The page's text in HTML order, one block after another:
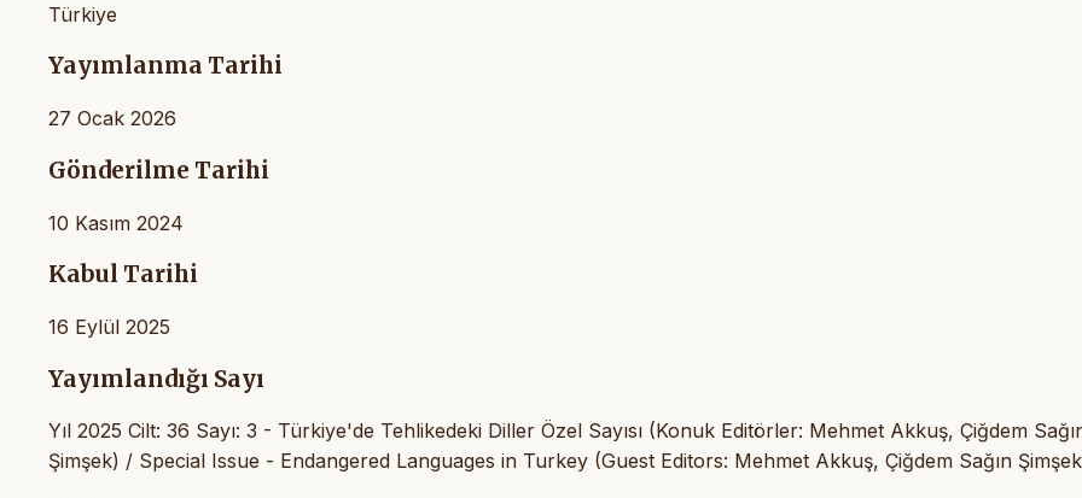
Türkiye
Yayımlanma Tarihi
27 Ocak 2026
Gönderilme Tarihi
10 Kasım 2024
Kabul Tarihi
16 Eylül 2025
Yayımlandığı Sayı
Yıl 2025 Cilt: 36 Sayı: 3 - Türkiye'de Tehlikedeki Diller Özel Sayısı (Konuk Editörler: Mehmet Akkuş, Çiğdem
Şimşek) / Special Issue - Endangered Languages in Turkey (Guest Editors: Mehmet Akkuş, Çiğdem Sağın